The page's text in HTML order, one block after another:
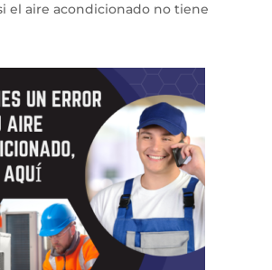
el aire acondicionado no tiene